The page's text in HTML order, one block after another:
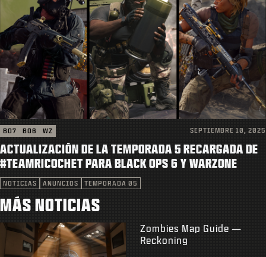
BO7 BO6 WZ SEPTIEMBRE 10, 2025
ACTUALIZACIÓN DE LA TEMPORADA 5 RECARGADA DE
#TEAMRICOCHET PARA BLACK OPS 6 Y WARZONE
NOTICIAS ANUNCIOS TEMPORADA 05
MÁS NOTICIAS
Zombies Map Guide —
Reckoning